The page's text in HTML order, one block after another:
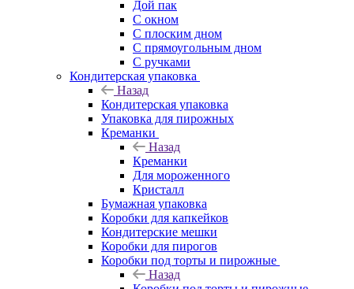
Дой пак
С окном
С плоским дном
С прямоугольным дном
С ручками
Кондитерская упаковка
Назад
Кондитерская упаковка
Упаковка для пирожных
Креманки
Назад
Креманки
Для мороженного
Кристалл
Бумажная упаковка
Коробки для капкейков
Кондитерские мешки
Коробки для пирогов
Коробки под торты и пирожные
Назад